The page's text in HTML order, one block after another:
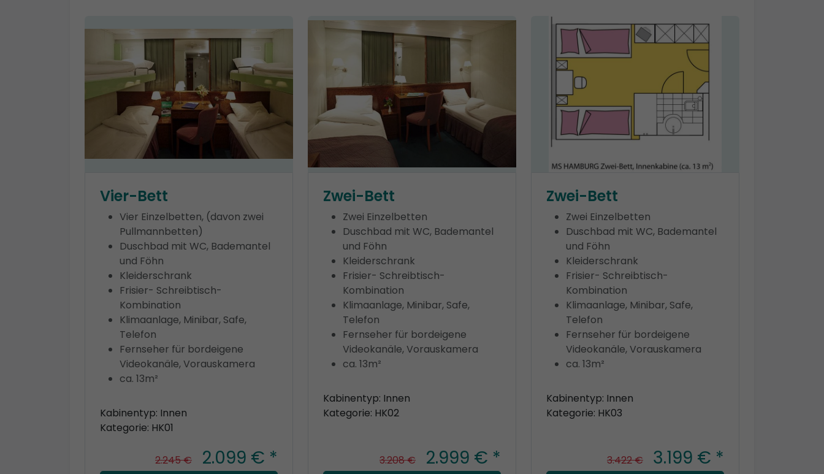
Vier-Bett
Vier Einzelbetten, (davon zwei
Pullmannbetten)
Duschbad mit WC, Bademantel
und Föhn
Kleiderschrank
Frisier- Schreibtisch-
Kombination
Klimaanlage, Minibar, Safe,
Telefon
Fernseher für bordeigene
Videokanäle, Vorauskamera
ca. 13m²
Kabinentyp: Innen
Kategorie: HK01
2.245 € 2.099 € *
Zwei-Bett
Zwei Einzelbetten
Duschbad mit WC, Bademantel
und Föhn
Kleiderschrank
Frisier- Schreibtisch-
Kombination
Klimaanlage, Minibar, Safe,
Telefon
Fernseher für bordeigene
Videokanäle, Vorauskamera
ca. 13m²
Kabinentyp: Innen
Kategorie: HK02
3.208 € 2.999 € *
Zwei-Bett
Zwei Einzelbetten
Duschbad mit WC, Bademantel
und Föhn
Kleiderschrank
Frisier- Schreibtisch-
Kombination
Klimaanlage, Minibar, Safe,
Telefon
Fernseher für bordeigene
Videokanäle, Vorauskamera
ca. 13m²
Kabinentyp: Innen
Kategorie: HK03
3.422 € 3.199 € *